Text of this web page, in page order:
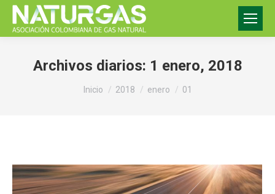
Archivos diarios: 1 enero, 2018
Estás aquí:
Inicio 2018 enero 01